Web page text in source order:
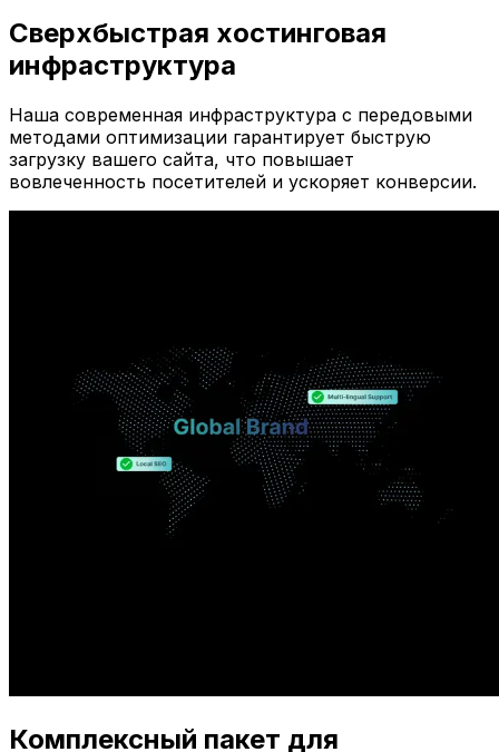
Сверхбыстрая хостинговая
инфраструктура
Наша современная инфраструктура с передовыми
методами оптимизации гарантирует быструю
загрузку вашего сайта, что повышает
вовлеченность посетителей и ускоряет конверсии.
Комплексный пакет для